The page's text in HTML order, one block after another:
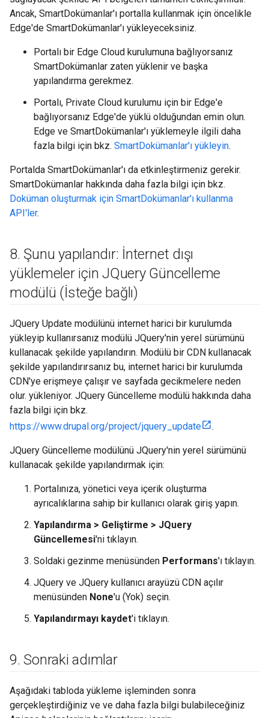
Ancak, SmartDokümanlar'ı portalla kullanmak için öncelikle
Edge'de SmartDokümanlar'ı yükleyeceksiniz.
Portalı bir Edge Cloud kurulumuna bağlıyorsanız
SmartDokümanlar zaten yüklenir ve başka
yapılandırma gerekmez.
Portalı, Private Cloud kurulumu için bir Edge'e
bağlıyorsanız Edge'de yüklü olduğundan emin olun.
Edge ve SmartDokümanlar'ı yüklemeyle ilgili daha
fazla bilgi için bkz. SmartDokümanlar'ı yükleyin.
Portalda SmartDokümanlar'ı da etkinleştirmeniz gerekir.
SmartDokümanlar hakkında daha fazla bilgi için bkz.
Doküman oluşturmak için SmartDokümanlar'ı kullanma
API'ler.
8. Şunu yapılandır: İnternet dışı
yüklemeler için JQuery Güncelleme
modülü (İsteğe bağlı)
JQuery Update modülünü internet harici bir kurulumda
yükleyip kullanırsanız modülü JQuery'nin yerel sürümünü
kullanacak şekilde yapılandırın. Modülü bir CDN kullanacak
şekilde yapılandırırsanız bu, internet harici bir kurulumda
CDN'ye erişmeye çalışır ve sayfada gecikmelere neden
olur. yükleniyor. JQuery Güncelleme modülü hakkında daha
fazla bilgi için bkz.
https://www.drupal.org/project/jquery_update
.
JQuery Güncelleme modülünü JQuery'nin yerel sürümünü
kullanacak şekilde yapılandırmak için:
Portalınıza, yönetici veya içerik oluşturma
ayrıcalıklarına sahip bir kullanıcı olarak giriş yapın.
Yapılandırma > Geliştirme > JQuery
Güncellemesi'ni tıklayın.
Soldaki gezinme menüsünden Performans'ı tıklayın.
JQuery ve JQuery kullanıcı arayüzü CDN açılır
menüsünden None'u (Yok) seçin.
Yapılandırmayı kaydet'i tıklayın.
9. Sonraki adımlar
Aşağıdaki tabloda yükleme işleminden sonra
gerçekleştirdiğiniz ve ve daha fazla bilgi bulabileceğiniz